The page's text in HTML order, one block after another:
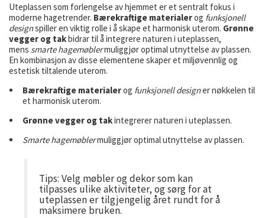
Uteplassen som forlengelse av hjemmet er et sentralt fokus i
moderne hagetrender. Bærekraftige materialerog funksjonell
designspiller en viktig rolle i å skape et harmonisk uterom. Grønne
vegger og takbidrar til å integrere naturen i uteplassen,
mens smarte hagemøblermuliggjør optimal utnyttelse av plassen.
En kombinasjon av disse elementene skaper et miljøvennlig og
estetisk tiltalende uterom.
Bærekraftige materialerog funksjonell designer nøkkelen til
et harmonisk uterom.
Grønne vegger og takintegrerer naturen i uteplassen.
Smarte hagemøblermuliggjør optimal utnyttelse av plassen.
Tips: Velg møbler og dekor som kan
tilpasses ulike aktiviteter, og sørg for at
uteplassen er tilgjengelig året rundt for å
maksimere bruken.